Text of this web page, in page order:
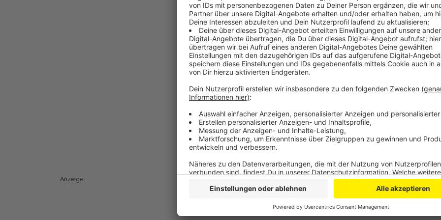
Abteilungsleiter der Gefahrenabwehr.
Die Notarzteinsatzfahrzeuge sind am Marien-
Kreiskrankenhaus in Mechernich. Ein Fahrzeug
gekostet. Das sei eine zielführende Investition,
darüber hinaus ans Ziel zu bringen.
Veröffentlicht:
Anzeige